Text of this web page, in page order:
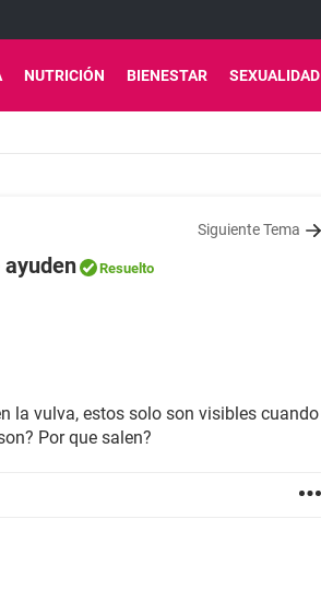
NUTRICIÓN BIENESTAR SEXUALIDAD
Siguiente Tema
Resuelto
la vulva, estos solo son visibles cuando
Por que salen?